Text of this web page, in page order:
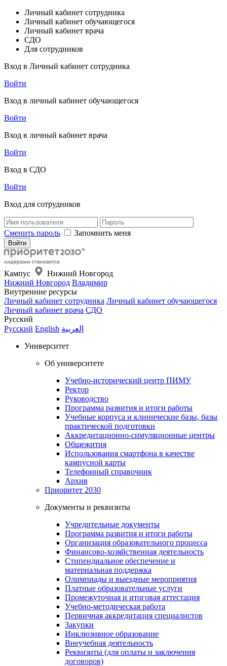
Личный кабинет сотрудника
Личный кабинет обучающегося
Личный кабинет врача
СДО
Для сотрудников
Вход в Личный кабинет сотрудника
Войти
Вход в личный кабинет обучающегося
Войти
Вход в личный кабинет врача
Войти
Вход в СДО
Войти
Вход для сотрудников
Сменить пароль Запомнить меня
Кампус
Нижний Новгород
Нижний Новгород Владимир
Внутренние ресурсы
Личный кабинет сотрудника Личный кабинет обучающегося
Личный кабинет врача СДО
Русский
Русский English العربية
Университет
Об университете
Учебно-исторический центр ПИМУ
Ректор
Руководство
Программа развития и итоги работы
Учебные корпуса и клинические базы, базы
практической подготовки
Аккредитационно-симуляционные центры
Общежития
Использования смартфона в качестве
кампусной карты
Телефонный справочник
Архив
Приоритет 2030
Документы и реквизиты
Учредительные документы
Программа развития и итоги работы
Организация образовательного процесса
Финансово-хозяйственная деятельность
Стипендиальное обеспечение и
материальная поддержка
Олимпиады и выездные мероприятия
Платные образовательные услуги
Промежуточная и итоговая аттестация
Учебно-методическая работа
Первичная аккредитация специалистов
Закупки
Инклюзивное образование
Внеучебная деятельность
Реквизиты (для оплаты и заключения
договоров)